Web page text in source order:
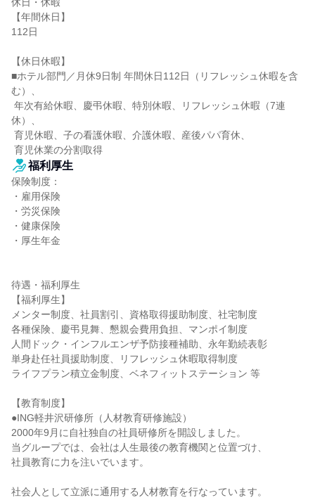
【年間休日】
112日
【休日休暇】
■ホテル部門／月休9日制 年間休日112日（リフレッシュ休暇を含
む）、
休）、
育児休業の分割取得
福利厚生
保険制度：
・雇用保険
・労災保険
・健康保険
・厚生年金
待遇・福利厚生
【福利厚生】
メンター制度、社員割引、資格取得援助制度、社宅制度
各種保険、慶弔見舞、懇親会費用負担、マンポイ制度
人間ドック・インフルエンザ予防接種補助、永年勤続表彰
単身赴任社員援助制度、リフレッシュ休暇取得制度
ライフプラン積立金制度、ベネフィットステーション 等
【教育制度】
●ING軽井沢研修所（人材教育研修施設）
2000年9月に自社独自の社員研修所を開設しました。
当グループでは、会社は人生最後の教育機関と位置づけ、
社員教育に力を注いでいます。
社会人として立派に通用する人材教育を行なっています。